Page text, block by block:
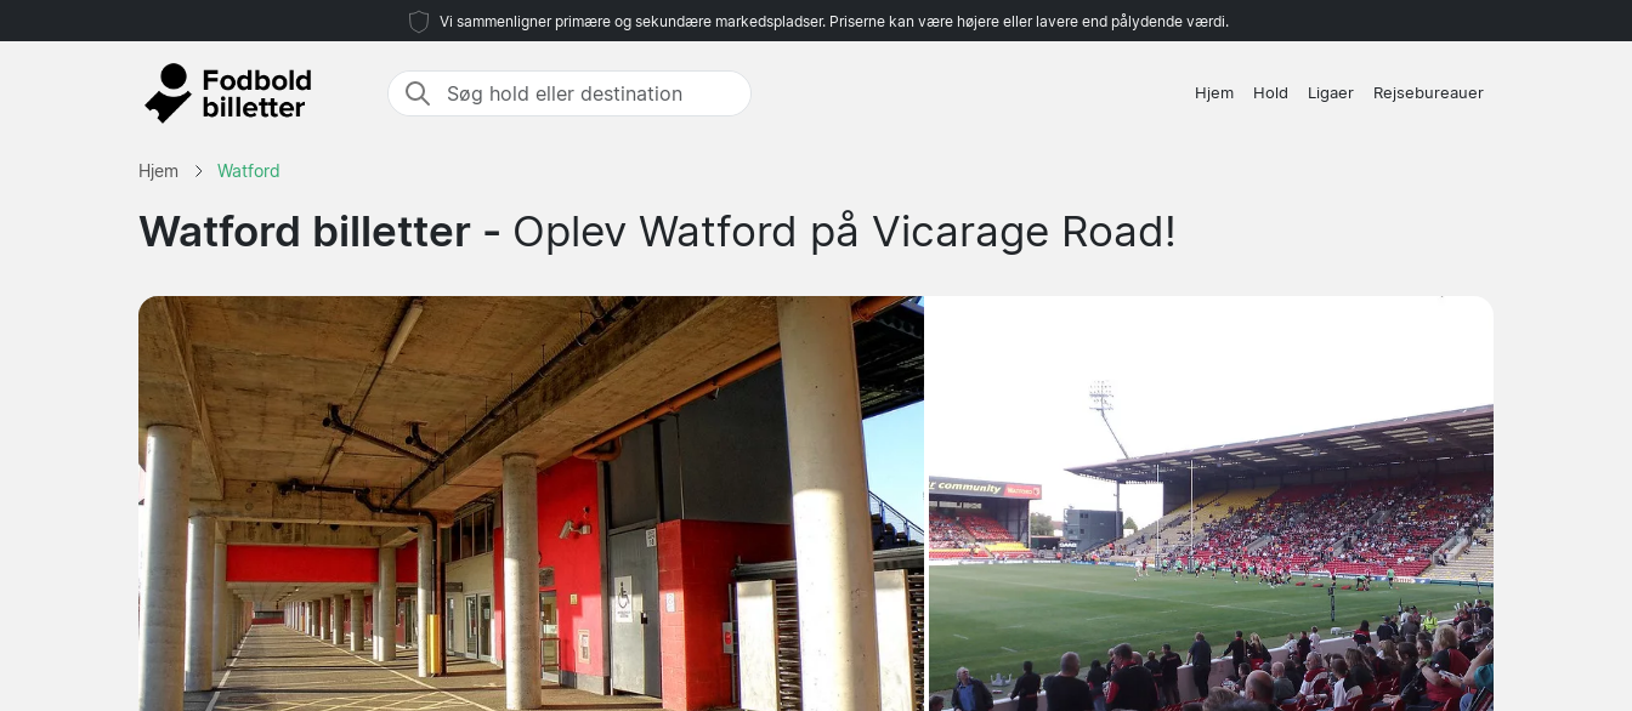
Vi sammenligner primære og sekundære markedspladser. Priserne kan være højere eller lavere end pålydende værdi.
Hjem Hold Ligaer Rejsebureauer
Hjem Watford
Watford billetter - Oplev Watford på Vicarage Road!